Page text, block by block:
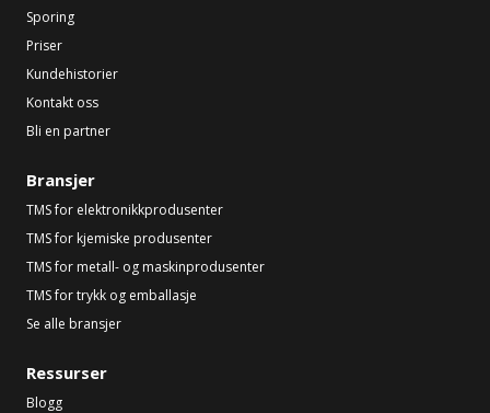
Sporing
Priser
Kundehistorier
Kontakt oss
Bli en partner
Bransjer
TMS for elektronikkprodusenter
TMS for kjemiske produsenter
TMS for metall- og maskinprodusenter
TMS for trykk og emballasje
Se alle bransjer
Ressurser
Blogg